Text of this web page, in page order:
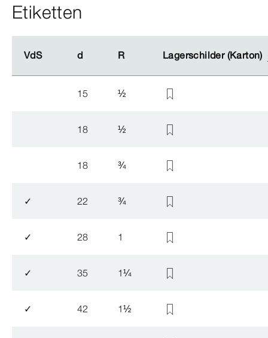
Etiketten
VdS d R Lagerschilder (Karton)
VdS d R Lagerschilder (Karton)
15 ½
18 ½
18 ¾
✓ 22 ¾
✓ 28 1
✓ 35 1¼
✓ 42 1½